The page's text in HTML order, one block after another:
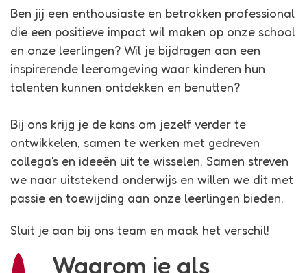
Ben jij een enthousiaste en betrokken professional
die een positieve impact wil maken op onze school
en onze leerlingen? Wil je bijdragen aan een
inspirerende leeromgeving waar kinderen hun
talenten kunnen ontdekken en benutten?
Bij ons krijg je de kans om jezelf verder te
ontwikkelen, samen te werken met gedreven
collega's en ideeën uit te wisselen. Samen streven
we naar uitstekend onderwijs en willen we dit met
passie en toewijding aan onze leerlingen bieden.
Sluit je aan bij ons team en maak het verschil!
Waarom je als